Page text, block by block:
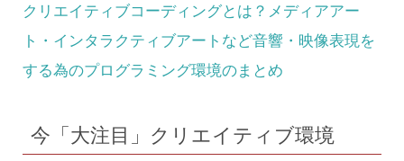
クリエイティブコーディングとは？メディアアー
ト・インタラクティブアートなど音響・映像表現を
する為のプログラミング環境のまとめ
今「大注目」クリエイティブ環境